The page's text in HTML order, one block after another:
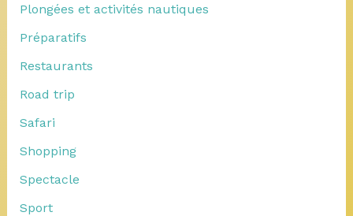
Plongées et activités nautiques
Préparatifs
Restaurants
Road trip
Safari
Shopping
Spectacle
Sport